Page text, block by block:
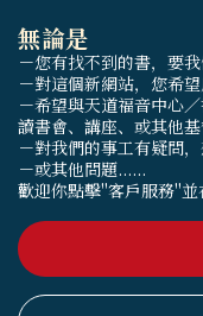
無論是
－您有找不到的書，要
－對這個新網站，您希
－希望與天道福音中心
讀書會、講座、或其他基
－對我們的事工有疑問
－或其他問題......
歡迎你點擊"客戶服務"